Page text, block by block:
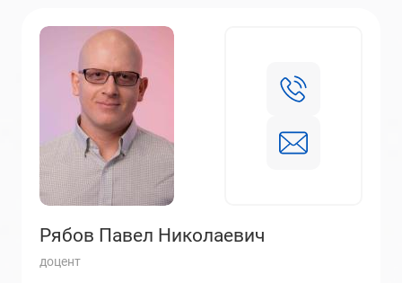
Рябов Павел Николаевич
доцент